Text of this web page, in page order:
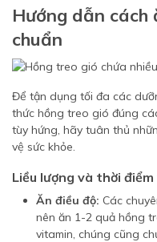
Hướng dẫn
chuẩn
Để tận dụng tối đa các
thức hồng treo gió đúng
tùy hứng, hãy tuân thủ
vệ sức khỏe.
Liều lượng và thời
Ăn điều độ: Các
nên ăn 1-2 quả hồng
vitamin, chúng cũng